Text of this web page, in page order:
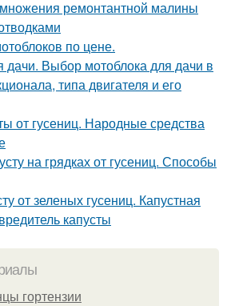
ремонтантной малины
по цене.
дачи. Выбор мотоблока для дачи в
типа двигателя и его
от гусениц. Народные средства
на грядках от гусениц. Способы
от зеленых гусениц. Капустная
капусты
гортензии